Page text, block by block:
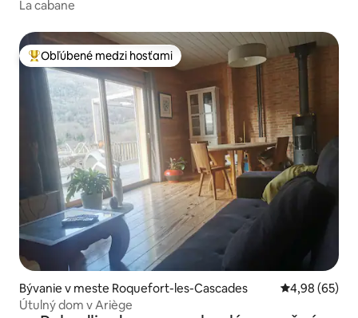
La cabane
Najobľúbenejšie medzi hosťami
Obľúbené medzi hosťami
Bývanie v meste Roquefort-les-Cascades Priemerné
4,98 (65)
Útulný dom v Ariège